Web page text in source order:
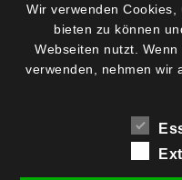
Wir verwenden
bieten zu können
Webseiten nutzt.
verwenden, nehmen wir